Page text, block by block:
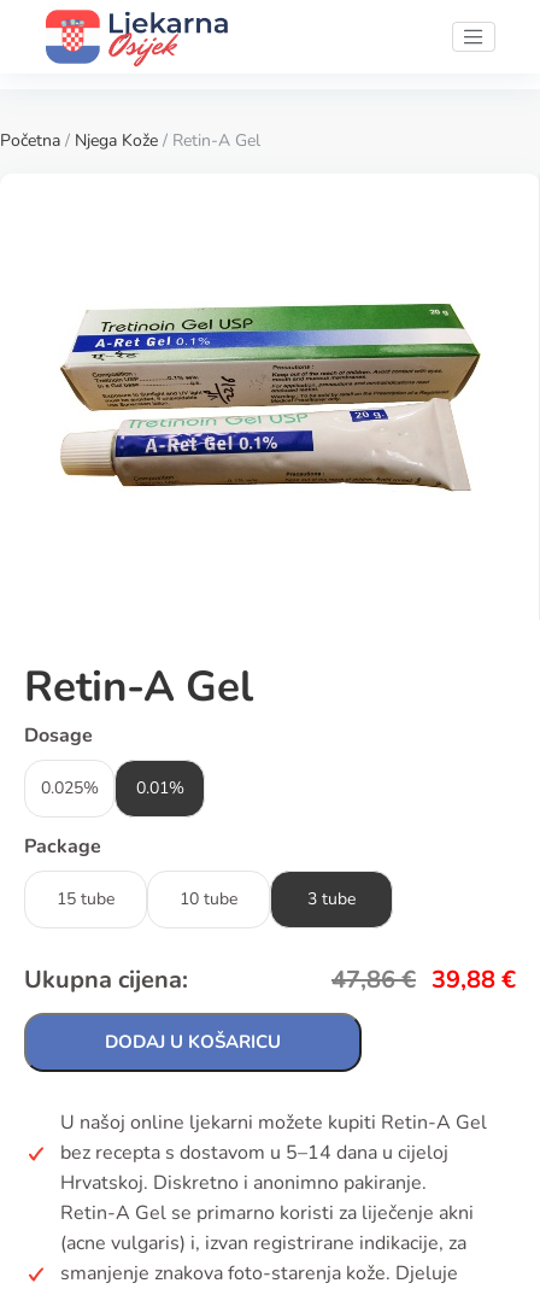
Početna / Njega Kože / Retin-A Gel
Retin-A Gel
Dosage
0.025% 0.01%
Package
15 tube 10 tube 3 tube
Ukupna cijena: 47,86€ 39,88€
DODAJ U KOŠARICU
U našoj online ljekarni možete kupiti Retin-A Gel
bez recepta s dostavom u 5–14 dana u cijeloj
Hrvatskoj. Diskretno i anonimno pakiranje.
Retin-A Gel se primarno koristi za liječenje akni
(acne vulgaris) i, izvan registrirane indikacije, za
smanjenje znakova foto-starenja kože. Djeluje